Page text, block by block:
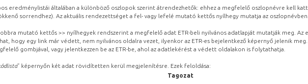
eredménylistái általában a különböző oszlopok szerint átrendezhetők: ehhez a megfelelő oszlopnévre kell
sorrendhez). Az aktuális rendezettséget a fel- vagy lefelé mutató kettős nyílhegy mutatja az oszlopnévben.
mutató kettős >> nyílhegyek rendszerint a megfelelő adat ETR-beli nyilvános adatlapját mutatják meg. Az
hogy egy link már védett, nem nyilvános oldalra vezet, ilyenkor az ETR-es bejelentkező képernyő jelenik
gombjával, vagy jelentkezzen be az ETR-be, ahol az adatlekérést a védett oldalakon is folytathatja.
” képernyőn két adat rövidítetten kerül megjelenítésre. Ezek feloldása:
Tagozat